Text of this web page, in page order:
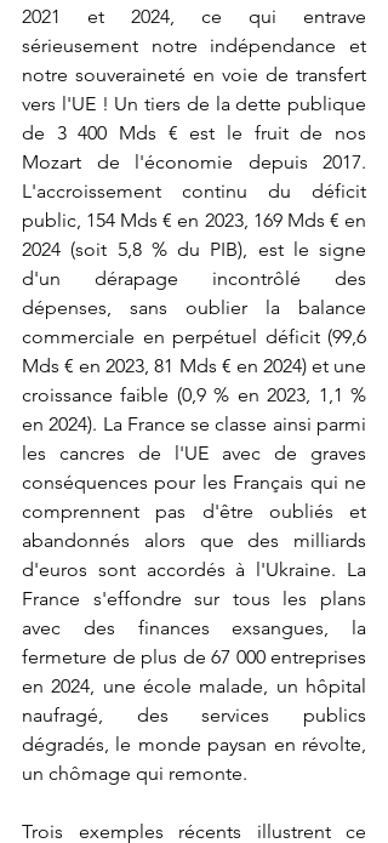
2021 et 2024, ce qui entrave
sérieusement notre indépendance et
notre souveraineté en voie de transfert
vers l'UE ! Un tiers de la dette publique
de 3 400 Mds € est le fruit de nos
Mozart de l'économie depuis 2017.
L'accroissement continu du déficit
public, 154 Mds € en 2023, 169 Mds € en
2024 (soit 5,8 % du PIB), est le signe
d'un dérapage incontrôlé des
dépenses, sans oublier la balance
commerciale en perpétuel déficit (99,6
Mds € en 2023, 81 Mds € en 2024) et une
croissance faible (0,9 % en 2023, 1,1 %
en 2024). La France se classe ainsi parmi
les cancres de l'UE avec de graves
conséquences pour les Français qui ne
comprennent pas d'être oubliés et
abandonnés alors que des milliards
d'euros sont accordés à l'Ukraine. La
France s'effondre sur tous les plans
avec des finances exsangues, la
fermeture de plus de 67 000 entreprises
en 2024, une école malade, un hôpital
naufragé, des services publics
dégradés, le monde paysan en révolte,
un chômage qui remonte.
Trois exemples récents illustrent ce